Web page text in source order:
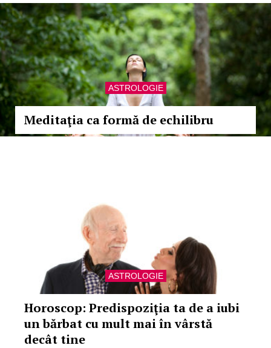
ASTROLOGIE
Meditaţia ca formă de echilibru
ASTROLOGIE
Horoscop: Predispoziţia ta de a iubi
un bărbat cu mult mai în vârstă
decât tine